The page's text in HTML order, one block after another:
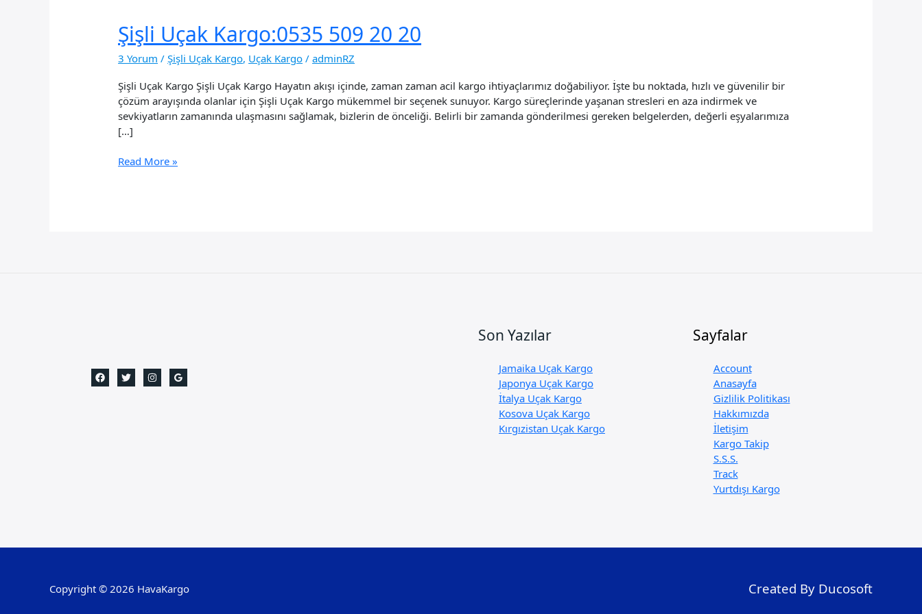
Şişli Uçak Kargo:0535 509 20 20
3 Yorum /Şişli Uçak Kargo, Uçak Kargo /adminRZ
Şişli Uçak Kargo Şişli Uçak Kargo Hayatın akışı içinde, zaman zaman acil kargo ihtiyaçlarımız doğabiliyor. İşte bu noktada, hızlı ve güvenilir bir
çözüm arayışında olanlar için Şişli Uçak Kargo mükemmel bir seçenek sunuyor. Kargo süreçlerinde yaşanan stresleri en aza indirmek ve
sevkiyatların zamanında ulaşmasını sağlamak, bizlerin de önceliği. Belirli bir zamanda gönderilmesi gereken belgelerden, değerli eşyalarımıza
[…]
Şişli
Read More »
Son Yazılar
Jamaika Uçak Kargo
Japonya Uçak Kargo
İtalya Uçak Kargo
Kosova Uçak Kargo
Kırgızistan Uçak Kargo
Sayfalar
Account
Anasayfa
Gizlilik Politikası
Hakkımızda
İletişim
Kargo Takip
S.S.S.
Track
Yurtdışı Kargo
Copyright © 2026 HavaKargo Created By Ducosoft